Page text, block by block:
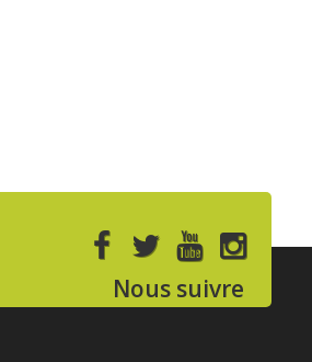
Nous suivre